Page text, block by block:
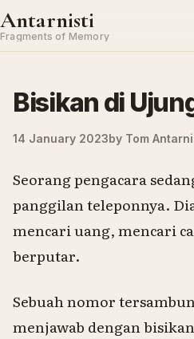
Skip to content
Antarnisti
Fragments of Memory
Bisikan di
14 January 2023by Tom
Seorang pengacara
panggilan teleponnya.
mencari uang, mencari
berputar.
Sebuah nomor
menjawab dengan